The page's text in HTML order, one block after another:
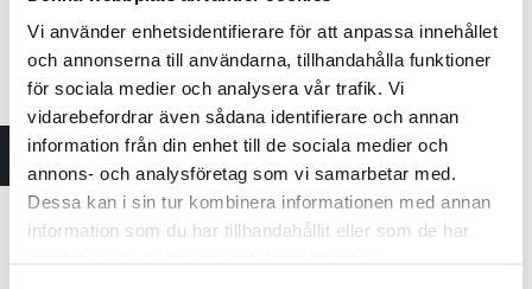
Vi använder enhetsidentifierare för att anpassa innehållet
och annonserna till användarna, tillhandahålla funktioner
för sociala medier och analysera vår trafik. Vi
vidarebefordrar även sådana identifierare och annan
information från din enhet till de sociala medier och
annons- och analysföretag som vi samarbetar med.
Dessa kan i sin tur kombinera informationen med annan
information som du har tillhandahållit eller som de har